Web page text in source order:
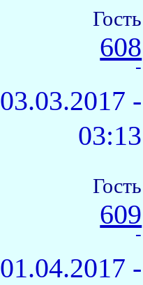
Гость
608
-
03.03.2017 -
03:13
Гость
609
-
01.04.2017 -